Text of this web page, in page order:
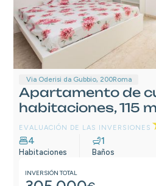
Via Oderisi da Gubbio, 200Roma
Apartamento de
habitaciones, 115
EVALUACIÓN DE LAS INVERSIONES
4
Habitaciones
1
Baños
INVERSIÓN TOTAL